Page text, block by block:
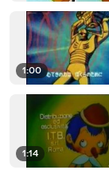
1:00
1:14